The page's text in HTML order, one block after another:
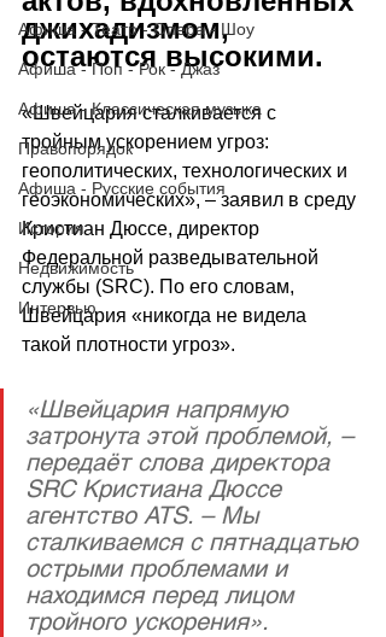
Афиша - Театр - Опера - Шоу
Афиша - Поп - Рок - Джаз
Афиша - Классическая музыка
Правопорядок
Афиша - Русские события
История
Недвижимость
Интервью
джихадизмом,
остаются высокими.
«Швейцария сталкивается с
тройным ускорением угроз:
геополитических, технологических и
геоэкономических», – заявил в среду
Кристиан Дюссе, директор
Федеральной разведывательной
службы (SRC). По его словам,
Швейцария «никогда не видела
такой плотности угроз».
«Швейцария напрямую
затронута этой проблемой, –
передаёт слова директора
SRC Кристиана Дюссе
агентство ATS. – Мы
сталкиваемся с пятнадцатью
острыми проблемами и
находимся перед лицом
тройного ускорения».